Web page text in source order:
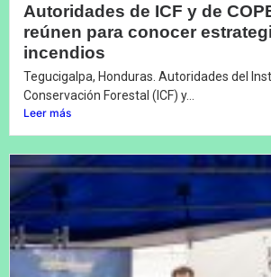
Autoridades de ICF y de
reúnen para conocer
incendios
Tegucigalpa, Honduras. Autoridades del
Conservación Forestal (ICF) y...
Leer más